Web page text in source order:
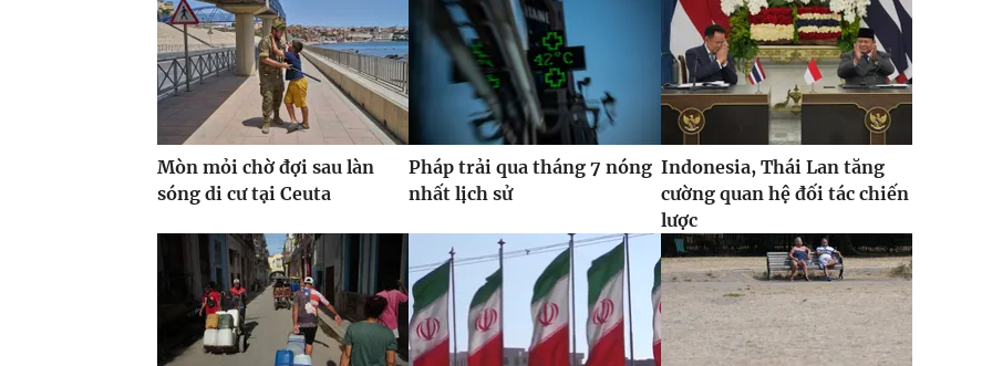
Mòn mỏi chờ đợi sau làn
sóng di cư tại Ceuta
Pháp trải qua tháng 7 nóng
nhất lịch sử
Indonesia, Thái Lan tăng
cường quan hệ đối tác chiến
lược